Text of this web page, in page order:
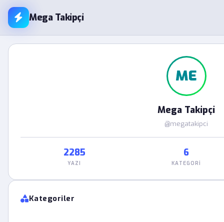
Mega Takipçi
ME
Mega Takipçi
@megatakipci
2285
YAZI
6
KATEGORI
Kategoriler